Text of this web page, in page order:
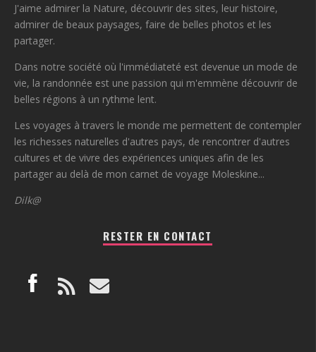
J'aime admirer la Nature, découvrir des sites, leur histoire,
admirer de beaux paysages, faire de belles photos et les
partager.
Dans notre société où l'immédiateté est devenue un mode de
vie, la randonnée est une passion qui m'emmène découvrir de
belles régions à un rythme lent.
Les voyages à travers le monde me permettent de contempler
les richesses naturelles d'autres pays, de rencontrer d'autres
cultures et de vivre des expériences uniques afin de les
partager au delà de mon carnet de voyage Moleskine...
Dilk@
RESTER EN CONTACT